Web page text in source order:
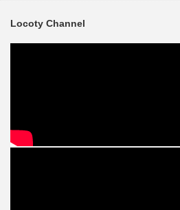
Locoty Channel